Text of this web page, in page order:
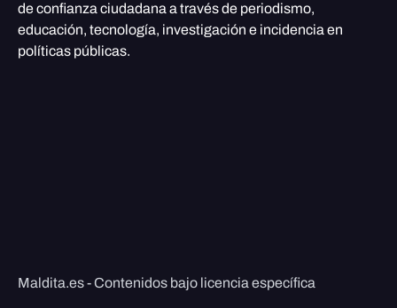
de confianza ciudadana a través de periodismo,
educación, tecnología, investigación e incidencia en
políticas públicas.
Maldita.es - Contenidos bajo licencia específica